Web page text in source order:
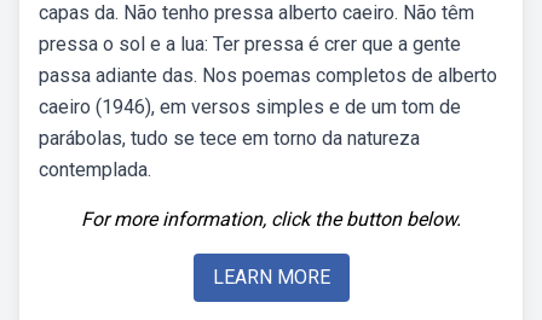
capas da. Não tenho pressa alberto caeiro. Não têm
pressa o sol e a lua: Ter pressa é crer que a gente
passa adiante das. Nos poemas completos de alberto
caeiro (1946), em versos simples e de um tom de
parábolas, tudo se tece em torno da natureza
contemplada.
For more information, click the button below.
LEARN MORE